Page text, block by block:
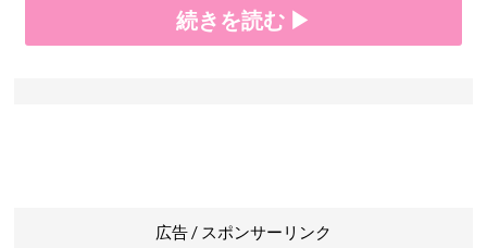
続きを読む ▶
広告 / スポンサーリンク